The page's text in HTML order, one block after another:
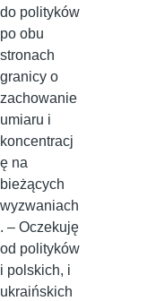
do polityków
po obu
stronach
granicy o
zachowanie
umiaru i
koncentracj
ę na
bieżących
wyzwaniach
. – Oczekuję
od polityków
i polskich, i
ukraińskich